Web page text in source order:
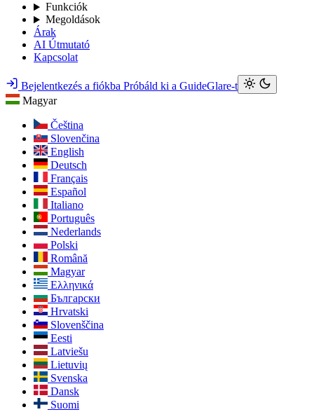
Funkciók
Megoldások
Árak
AI Útmutató
Kapcsolat
Bejelentkezés a fiókba Próbáld ki a GuideGlare-t
Magyar
Čeština
Slovenčina
English
Deutsch
Français
Español
Italiano
Português
Nederlands
Polski
Română
Magyar
Ελληνικά
Български
Hrvatski
Slovenščina
Eesti
Latviešu
Lietuvių
Svenska
Dansk
Suomi